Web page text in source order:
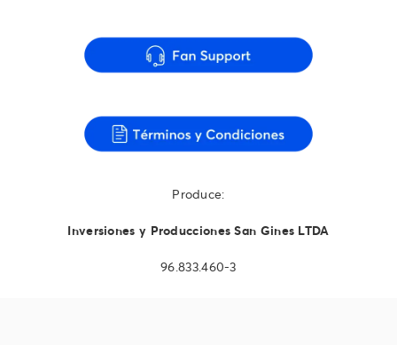
Produce:
Inversiones y Producciones San Gines LTDA
96.833.460-3